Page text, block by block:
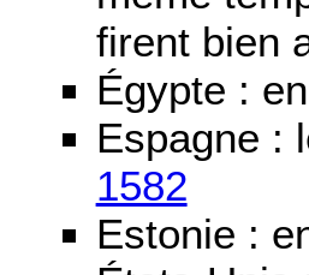
firent bien
Égypte : en
Espagne :
1582
Estonie :